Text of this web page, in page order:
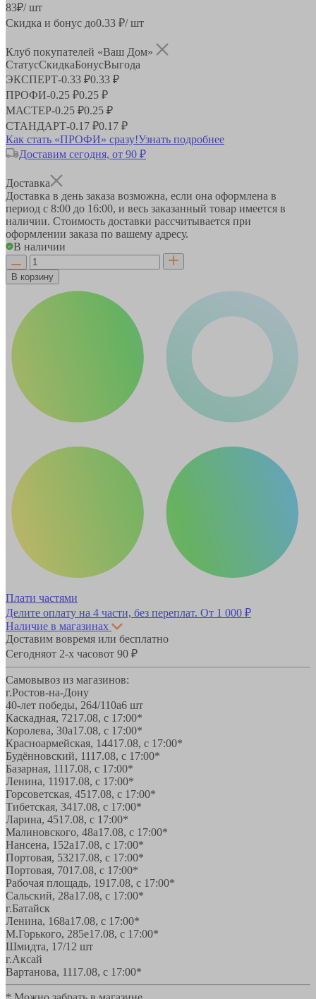
83₽/ шт
Скидка и бонус до0.33 ₽/ шт
Клуб покупателей «Ваш Дом»
СтатусСкидкаБонусВыгода
ЭКСПЕРТ-0.33 ₽0.33 ₽
ПРОФИ-0.25 ₽0.25 ₽
МАСТЕР-0.25 ₽0.25 ₽
СТАНДАРТ-0.17 ₽0.17 ₽
Как стать «ПРОФИ» сразу!Узнать подробнее
Доставим сегодня, от 90 ₽
Доставка
Доставка в день заказа возможна, если она оформлена в
период с 8:00 до 16:00, и весь заказанный товар имеется в
наличии. Стоимость доставки рассчитывается при
оформлении заказа по вашему адресу.
В наличии
В корзину
Плати частями
Делите оплату на 4 части, без переплат. От 1 000 ₽
Наличие в магазинах
Доставим вовремя или бесплатно
Сегодняот 2-х часовот 90 ₽
Самовывоз из магазинов:
г.Ростов-на-Дону
40-лет победы, 264/110а6 шт
Каскадная, 7217.08, с 17:00*
Королева, 30а17.08, с 17:00*
Красноармейская, 14417.08, с 17:00*
Будённовский, 1117.08, с 17:00*
Базарная, 1117.08, с 17:00*
Ленина, 11917.08, с 17:00*
Горсоветская, 4517.08, с 17:00*
Тибетская, 3417.08, с 17:00*
Ларина, 4517.08, с 17:00*
Малиновского, 48а17.08, с 17:00*
Нансена, 152а17.08, с 17:00*
Портовая, 53217.08, с 17:00*
Портовая, 7017.08, с 17:00*
Рабочая площадь, 1917.08, с 17:00*
Сальский, 28a17.08, с 17:00*
г.Батайск
Ленина, 168а17.08, с 17:00*
М.Горького, 285е17.08, с 17:00*
Шмидта, 17/1 2 шт
г.Аксай
Вартанова, 1117.08, с 17:00*